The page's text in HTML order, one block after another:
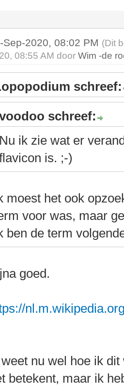
Sep-2020, 08:02 PM (Dit
08:55 AM doorWim -de
schreef:
schreef:
Nu ik zie wat er
is. ;-)
moest het ook
voor was, maar
ben de term
goed.
nu wel hoe ik
betekent, maar ik